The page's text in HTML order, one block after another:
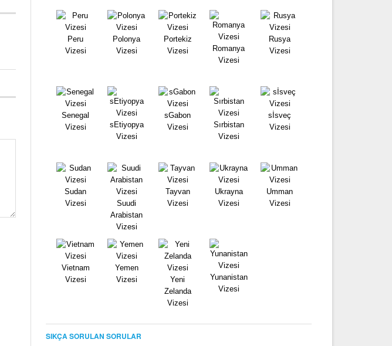
Peru
Vizesi
Polonya
Vizesi
Portekiz
Vizesi
Romanya
Vizesi
Rusya
Vizesi
Senegal
Vizesi
sEtiyopya
Vizesi
sGabon
Vizesi
Sırbistan
Vizesi
sİsveç
Vizesi
Sudan
Vizesi
Suudi
Arabistan
Vizesi
Tayvan
Vizesi
Ukrayna
Vizesi
Umman
Vizesi
Vietnam
Vizesi
Yemen
Vizesi
Yeni
Zelanda
Vizesi
Yunanistan
Vizesi
SIKÇA SORULAN SORULAR